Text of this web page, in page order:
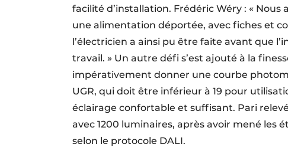
facilité d’installation. Frédéric Wéry : « Nous
une alimentation déportée, avec fiches et
l’électricien a ainsi pu être faite avant que
travail. » Un autre défi s’est ajouté à la
impérativement donner une courbe
UGR, qui doit être inférieur à 19 pour
éclairage confortable et suffisant. Pari
avec 1200 luminaires, après avoir mené les
selon le protocole DALI.